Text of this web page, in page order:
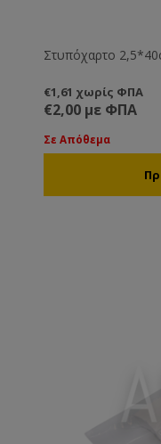
Στυπόχαρτο
€1,61 χωρίς ΦΠΑ
€2,00 με ΦΠΑ
Σε Απόθεμα